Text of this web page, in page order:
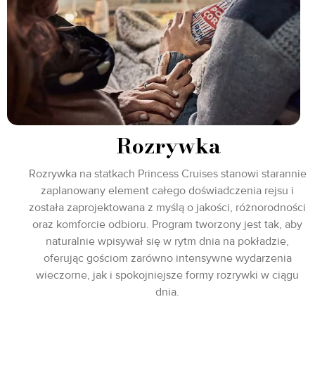
Rozrywka
Rozrywka na statkach Princess Cruises stanowi starannie
zaplanowany element całego doświadczenia rejsu i
została zaprojektowana z myślą o jakości, różnorodności
oraz komforcie odbioru. Program tworzony jest tak, aby
naturalnie wpisywał się w rytm dnia na pokładzie,
oferując gościom zarówno intensywne wydarzenia
wieczorne, jak i spokojniejsze formy rozrywki w ciągu
dnia.